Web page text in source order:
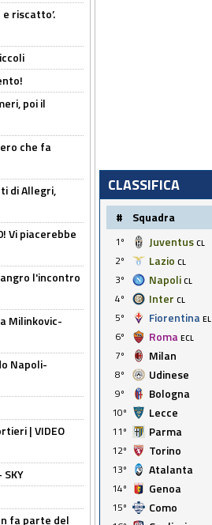
riscatto’.
poi il
che fa
di Allegri,
Vi piacerebbe
l'incontro
Milinkovic-
Napoli-
| VIDEO
fa parte del
CLASSIFICA
# Squadra
1º Juventus CL
2º
Lazio CL
3º
Napoli CL
4º
Inter CL
5º
Fiorentina EL
6º
Roma ECL
7º
Milan
8º
Udinese
9º
Bologna
10º
Lecce
11º
Parma
12º
Torino
13º
Atalanta
14º
Genoa
15º
Como